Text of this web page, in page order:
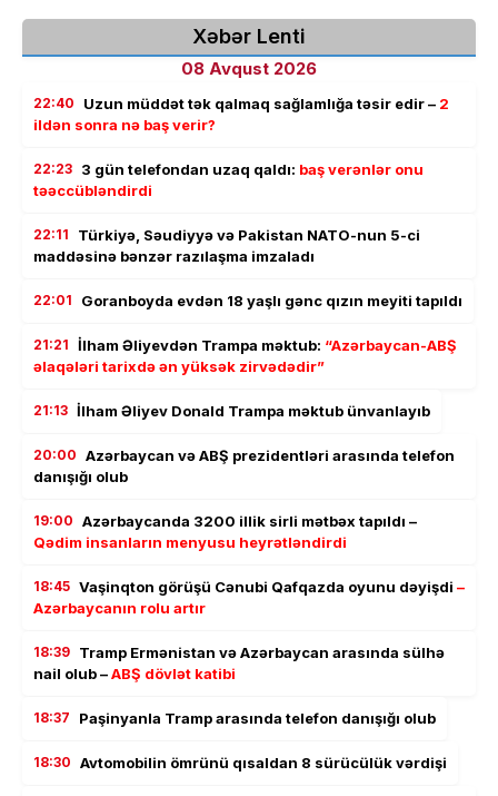
Xəbər Lenti
08 Avqust 2026
22:40 Uzun müddət tək qalmaq sağlamlığa təsir edir – 2
ildən sonra nə baş verir?
22:23 3 gün telefondan uzaq qaldı: baş verənlər onu
təəccübləndirdi
22:11
Türkiyə, Səudiyyə və Pakistan NATO-nun 5-ci
maddəsinə bənzər razılaşma imzaladı
22:01 Goranboyda evdən 18 yaşlı gənc qızın meyiti tapıldı
21:21 İlham Əliyevdən Trampa məktub: “Azərbaycan-ABŞ
əlaqələri tarixdə ən yüksək zirvədədir”
21:13 İlham Əliyev Donald Trampa məktub ünvanlayıb
20:00 Azərbaycan və ABŞ prezidentləri arasında telefon
danışığı olub
19:00 Azərbaycanda 3200 illik sirli mətbəx tapıldı –
Qədim insanların menyusu heyrətləndirdi
18:45 Vaşinqton görüşü Cənubi Qafqazda oyunu dəyişdi –
Azərbaycanın rolu artır
18:39 Tramp Ermənistan və Azərbaycan arasında sülhə
nail olub –ABŞ dövlət katibi
18:37 Paşinyanla Tramp arasında telefon danışığı olub
18:30 Avtomobilin ömrünü qısaldan 8 sürücülük vərdişi